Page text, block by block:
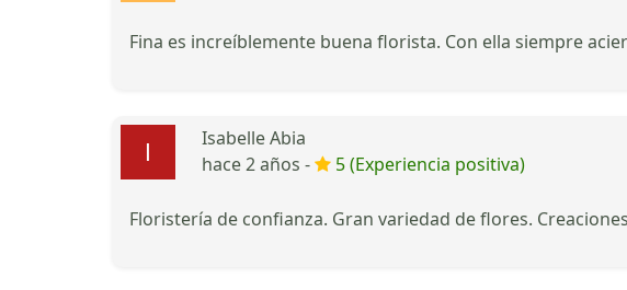
Fina es increíblemente buena florista. Con ella siempre
Isabelle Abia
hace 2 años -
5 (Experiencia positiva)
Floristería de confianza. Gran variedad de flores.